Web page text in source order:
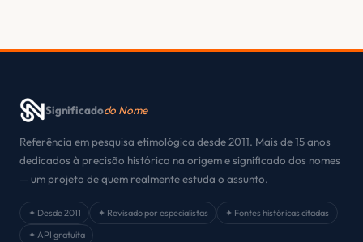
Significadodo Nome
Referência em pesquisa etimológica desde 2011. Mais de 15 anos
dedicados à precisão histórica na origem e significado dos nomes
— um projeto de quem realmente estuda o assunto.
✦ Desde 2011 ✦ Revisado por especialistas
✦ Fontes históricas citadas
✦ API gratuita